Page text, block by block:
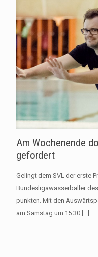
Am Wochenende
gefordert
Gelingt dem SVL der erste
Bundesligawasserballer
punkten. Mit den
am Samstag um 15:30